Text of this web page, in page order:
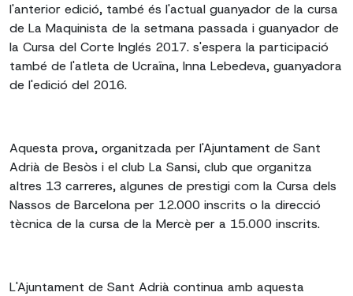
l'anterior edició, també és l'actual guanyador de la cursa
de La Maquinista de la setmana passada i guanyador de
la Cursa del Corte Inglés 2017. s'espera la participació
també de l'atleta de Ucraïna, Inna Lebedeva, guanyadora
de l'edició del 2016.
Aquesta prova, organitzada per l'Ajuntament de Sant
Adrià de Besòs i el club La Sansi, club que organitza
altres 13 carreres, algunes de prestigi com la Cursa dels
Nassos de Barcelona per 12.000 inscrits o la direcció
tècnica de la cursa de la Mercè per a 15.000 inscrits.
L'Ajuntament de Sant Adrià continua amb aquesta